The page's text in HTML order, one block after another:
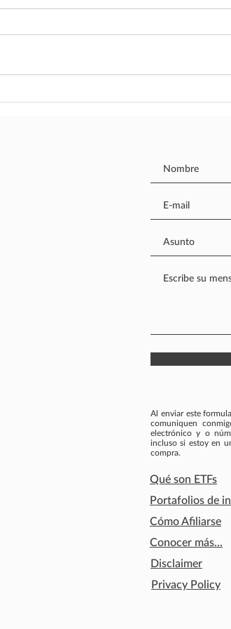
Al enviar este
comuniquen
electrónico y o
incluso si estoy en
compra.
Qué son ETFs
Portafolios de
Cómo Afiliarse
Conocer más...
Disclaimer
Privacy Policy